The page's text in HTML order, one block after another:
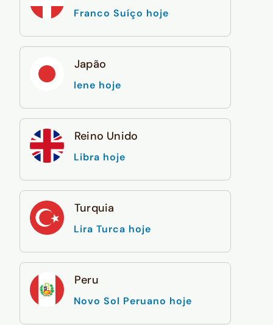
Franco Suíço hoje
Japão
Iene hoje
Reino Unido
Libra hoje
Turquia
Lira Turca hoje
Peru
Novo Sol Peruano hoje